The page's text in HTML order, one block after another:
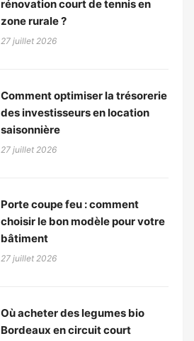
rénovation court de tennis en
zone rurale ?
27 juillet 2026
Comment optimiser la trésorerie
des investisseurs en location
saisonnière
27 juillet 2026
Porte coupe feu : comment
choisir le bon modèle pour votre
bâtiment
27 juillet 2026
Où acheter des legumes bio
Bordeaux en circuit court